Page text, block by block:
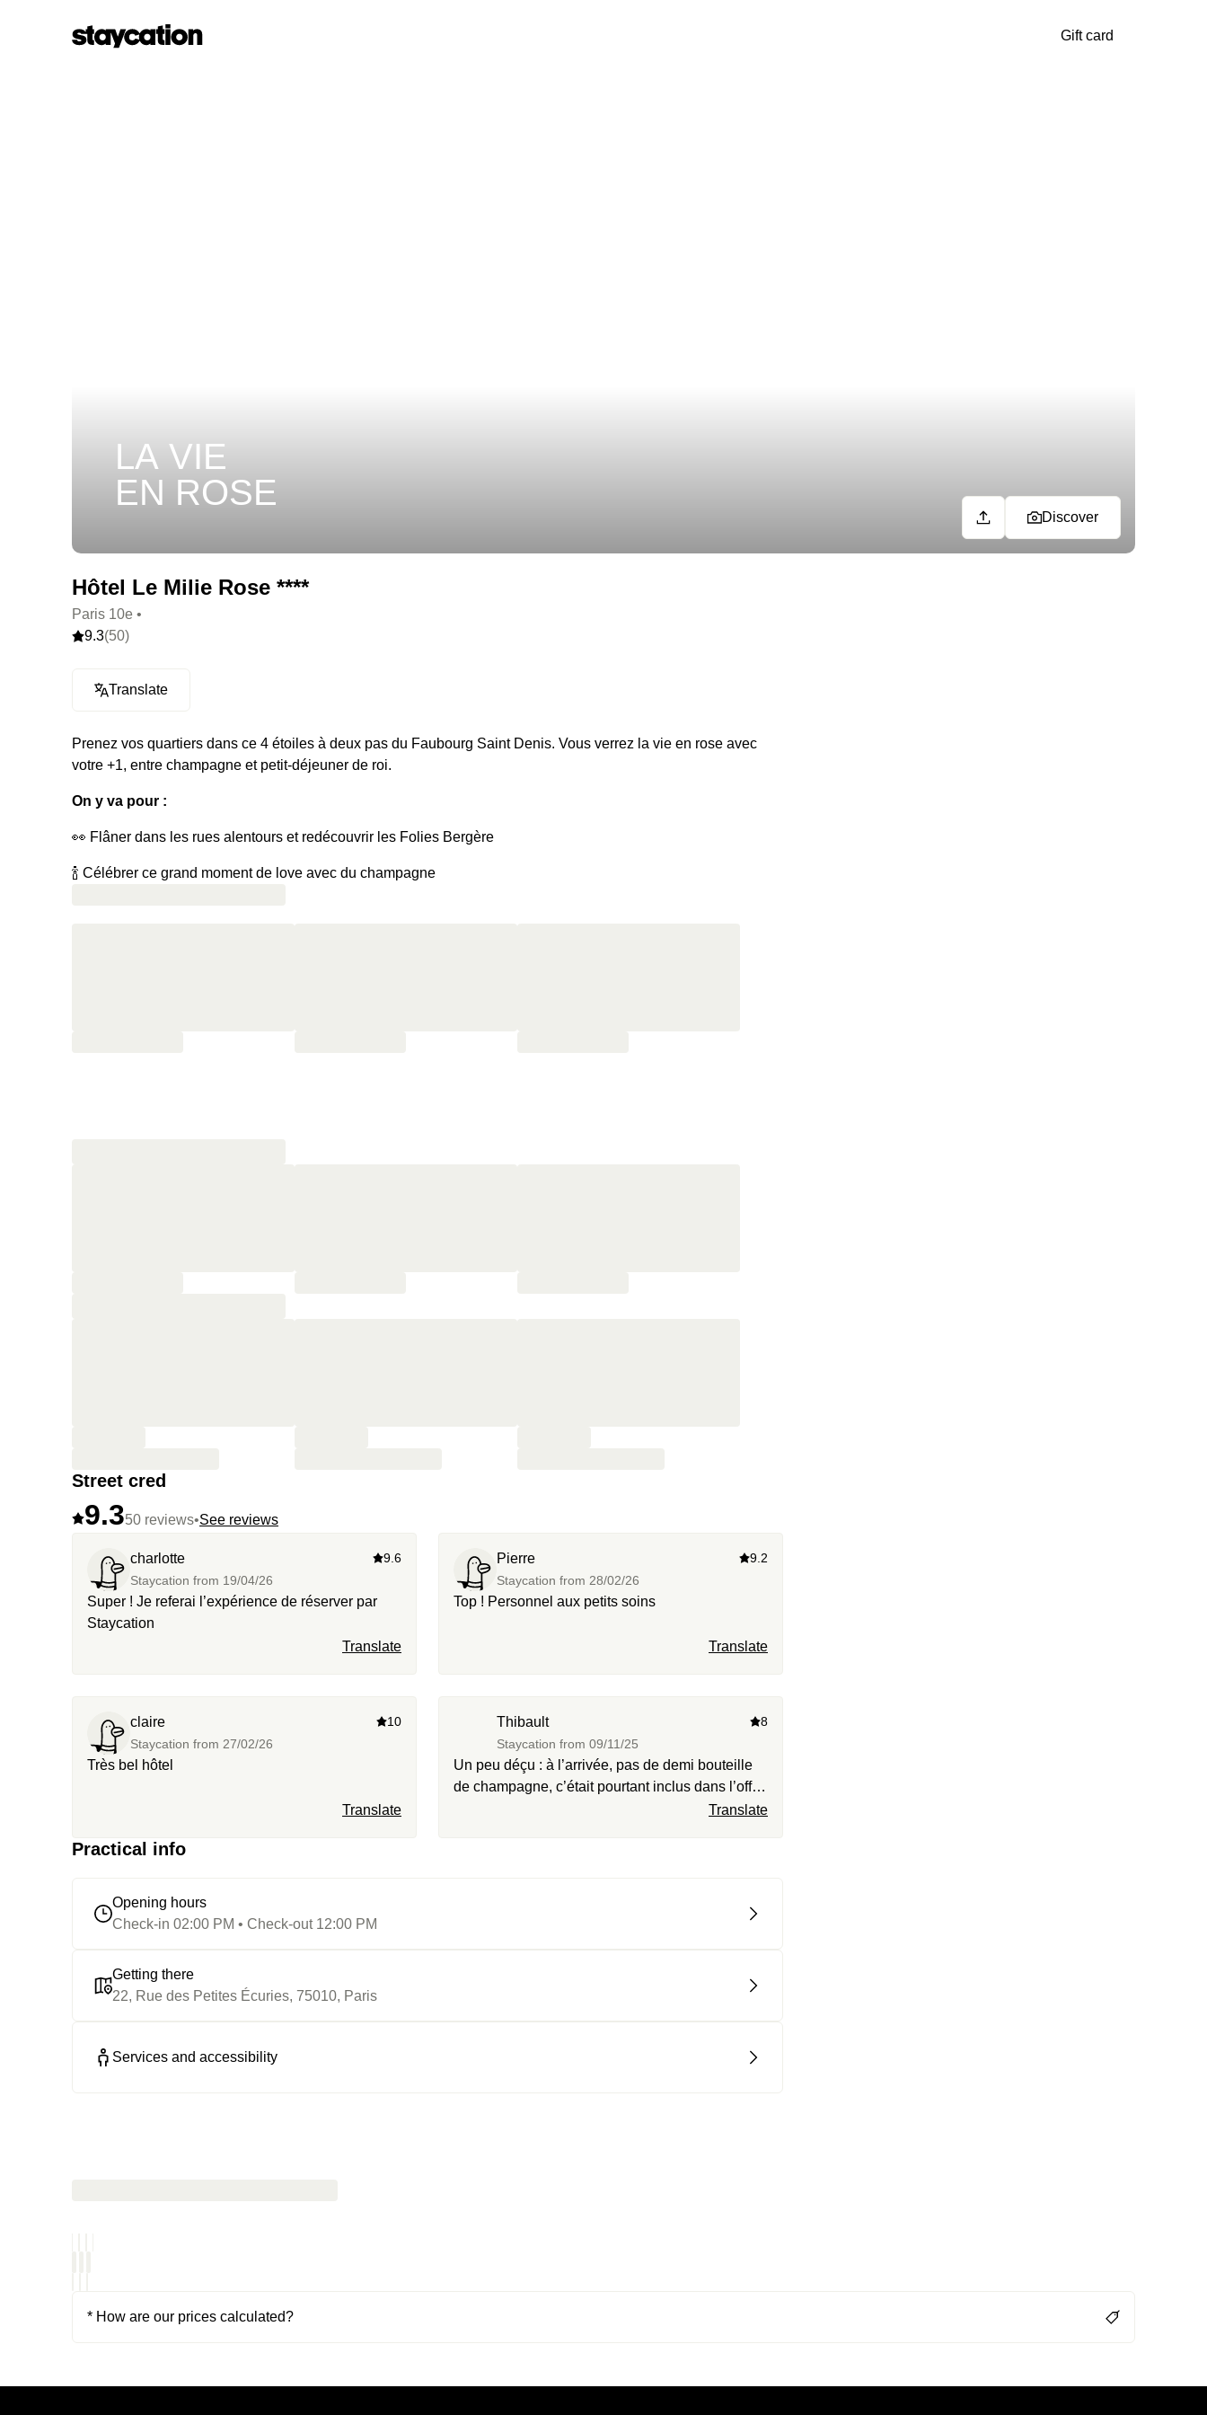
Gift card
LA VIE
EN ROSE
Discover
Hôtel Le Milie Rose ****
Paris 10e •
9.3(50)
Translate
Prenez vos quartiers dans ce 4 étoiles à deux pas du Faubourg Saint Denis. Vous verrez la vie en rose avec
votre +1, entre champagne et petit-déjeuner de roi.
On y va pour :
👀 Flâner dans les rues alentours et redécouvrir les Folies Bergère
🍾 Célébrer ce grand moment de love avec du champagne
Street cred
9.350 reviews•See reviews
charlotte
Staycation from 19/04/26
9.6
Super ! Je referai l’expérience de réserver par
Staycation
Translate
Pierre
Staycation from 28/02/26
9.2
Top ! Personnel aux petits soins
Translate
claire
Staycation from 27/02/26
10
Très bel hôtel
Translate
Thibault
Staycation from 09/11/25
8
Un peu déçu : à l’arrivée, pas de demi bouteille
de champagne, c’était pourtant inclus dans l’offre
Staycation. Ensuite, pas de boîte de chocolatTranslate
Practical info
Opening hours
Check-in 02:00 PM • Check-out 12:00 PM
Getting there
22, Rue des Petites Écuries, 75010, Paris
Services and accessibility
* How are our prices calculated?